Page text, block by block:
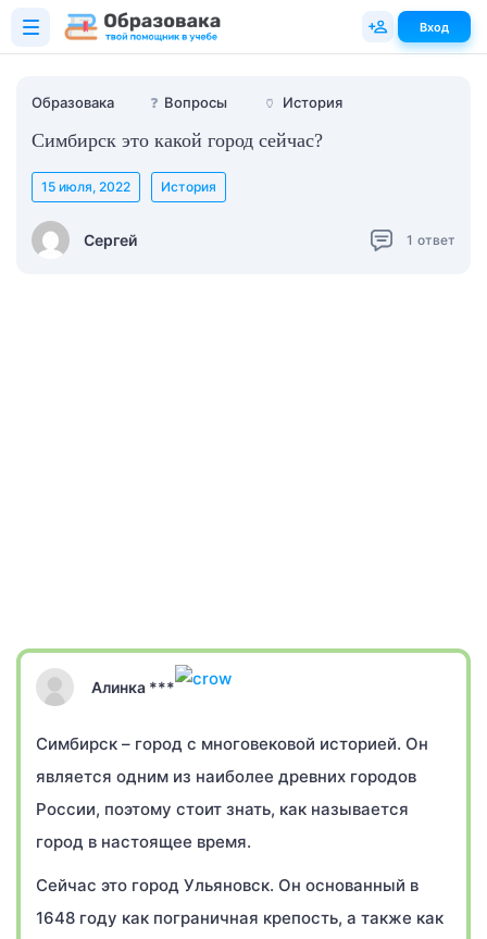
Образовака ❓ Вопросы 🏺 История
Симбирск это какой город сейчас?
Сергей
15 июля, 2022 История
1 ответ
Алинка ***
Симбирск – город с многовековой историей. Он
является одним из наиболее древних городов
России, поэтому стоит знать, как называется
город в настоящее время.
Сейчас это город Ульяновск. Он основанный в
1648 году как пограничная крепость, а также как
Вход